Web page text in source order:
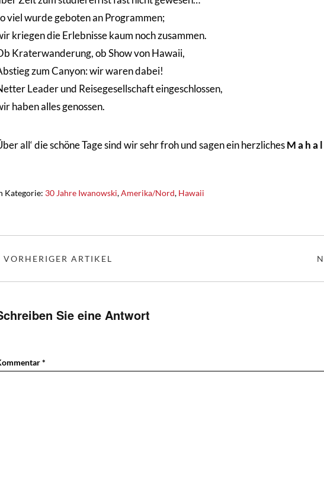
viel wurde geboten an Programmen;
kriegen die Erlebnisse kaum noch zusammen.
Kraterwanderung, ob Show von Hawaii,
zum Canyon: wir waren dabei!
Leader und Reisegesellschaft eingeschlossen,
haben alles genossen.
all‘ die schöne Tage sind wir sehr froh und sagen ein herzlichesM a h a
Kategorie: 30 Jahre Iwanowski,Amerika/Nord, Hawaii
VORHERIGER ARTIKEL
Sie eine Antwort
*